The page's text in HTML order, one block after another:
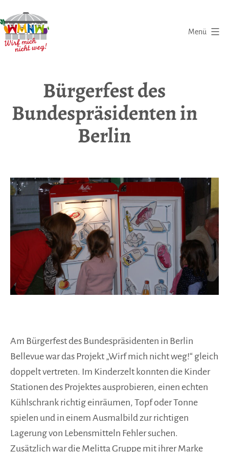
Inhalt
springen
weg
Lebensmittelverschwendung
Menü
Bürgerfest des
Bundespräsidenten in
Berlin
Am Bürgerfest des Bundespräsidenten in Berlin
Bellevue war das Projekt „Wirf mich nicht weg!“ gleich
doppelt vertreten. Im Kinderzelt konnten die Kinder
Stationen des Projektes ausprobieren, einen echten
Kühlschrank richtig einräumen, Topf oder Tonne
spielen und in einem Ausmalbild zur richtigen
Lagerung von Lebensmitteln Fehler suchen.
Zusätzlich war die Melitta Gruppe mit ihrer Marke